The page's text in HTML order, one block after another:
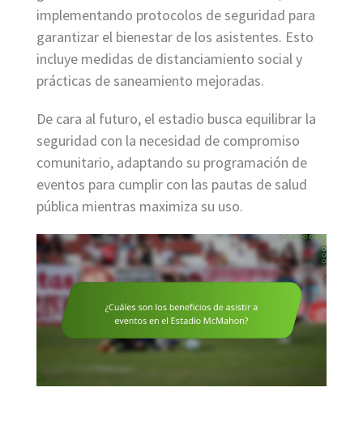
implementando protocolos de seguridad para
garantizar el bienestar de los asistentes. Esto
incluye medidas de distanciamiento social y
prácticas de saneamiento mejoradas.
De cara al futuro, el estadio busca equilibrar la
seguridad con la necesidad de compromiso
comunitario, adaptando su programación de
eventos para cumplir con las pautas de salud
pública mientras maximiza su uso.